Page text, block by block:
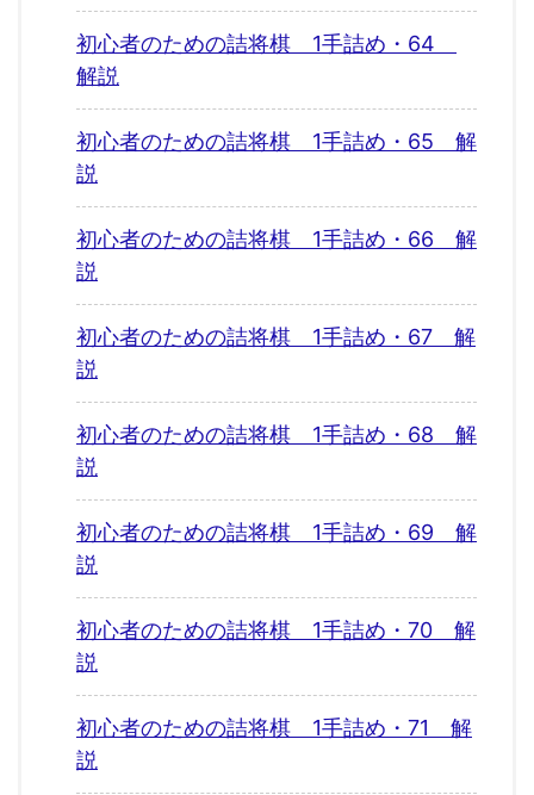
初心者のための詰将棋 1手詰め・64
解説
初心者のための詰将棋 1手詰め・65 解
説
初心者のための詰将棋 1手詰め・66 解
説
初心者のための詰将棋 1手詰め・67 解
説
初心者のための詰将棋 1手詰め・68 解
説
初心者のための詰将棋 1手詰め・69 解
説
初心者のための詰将棋 1手詰め・70 解
説
初心者のための詰将棋 1手詰め・71 解
説